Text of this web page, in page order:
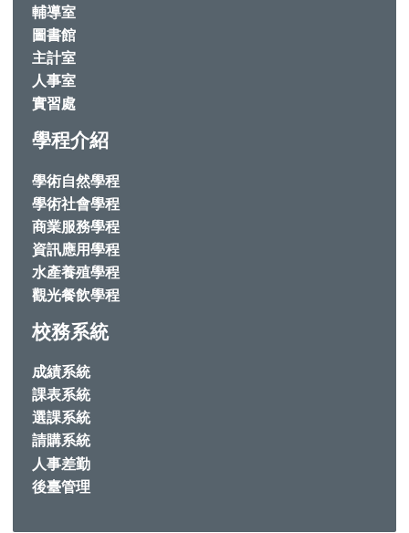
輔導室
圖書館
主計室
人事室
實習處
學程介紹
學術自然學程
學術社會學程
商業服務學程
資訊應用學程
水產養殖學程
觀光餐飲學程
校務系統
成績系統
課表系統
選課系統
請購系統
人事差勤
後臺管理